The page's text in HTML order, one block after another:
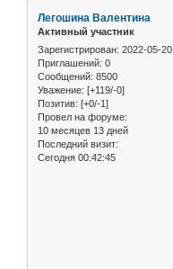
Легошина Валентина
Активный участник
Зарегистрирован: 2022-05-20
Приглашений: 0
Сообщений: 8500
Уважение: [+119/-0]
Позитив: [+0/-1]
Провел на форуме:
10 месяцев 13 дней
Последний визит:
Сегодня 00:42:45